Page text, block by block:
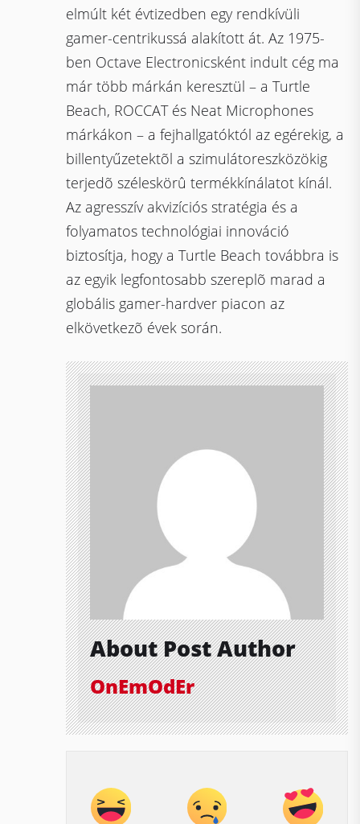
elmúlt két évtizedben egy rendkívüli
gamer-centrikussá alakított át. Az 1975-
ben Octave Electronicsként indult cég ma
már több márkán keresztül – a Turtle
Beach, ROCCAT és Neat Microphones
márkákon – a fejhallgatóktól az egérekig, a
billentyűzetektõl a szimulátoreszközökig
terjedõ széleskörû termékkínálatot kínál.
Az agresszív akvizíciós stratégia és a
folyamatos technológiai innováció
biztosítja, hogy a Turtle Beach továbbra is
az egyik legfontosabb szereplõ marad a
globális gamer-hardver piacon az
elkövetkezõ évek során.
About Post Author
OnEmOdEr